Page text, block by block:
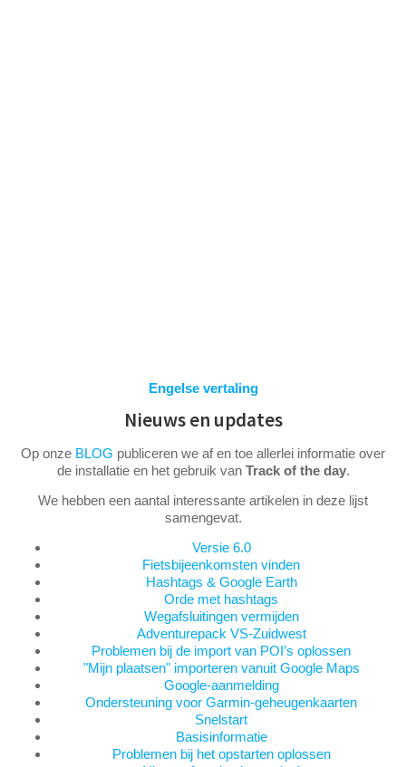
Engelse vertaling
Nieuws en updates
Op onze BLOG publiceren we af en toe allerlei informatie over
de installatie en het gebruik van Track of the day.
We hebben een aantal interessante artikelen in deze lijst
samengevat.
Versie 6.0
Fietsbijeenkomsten vinden
Hashtags & Google Earth
Orde met hashtags
Wegafsluitingen vermijden
Adventurepack VS-Zuidwest
Problemen bij de import van POI’s oplossen
"Mijn plaatsen" importeren vanuit Google Maps
Google-aanmelding
Ondersteuning voor Garmin-geheugenkaarten
Snelstart
Basisinformatie
Problemen bij het opstarten oplossen